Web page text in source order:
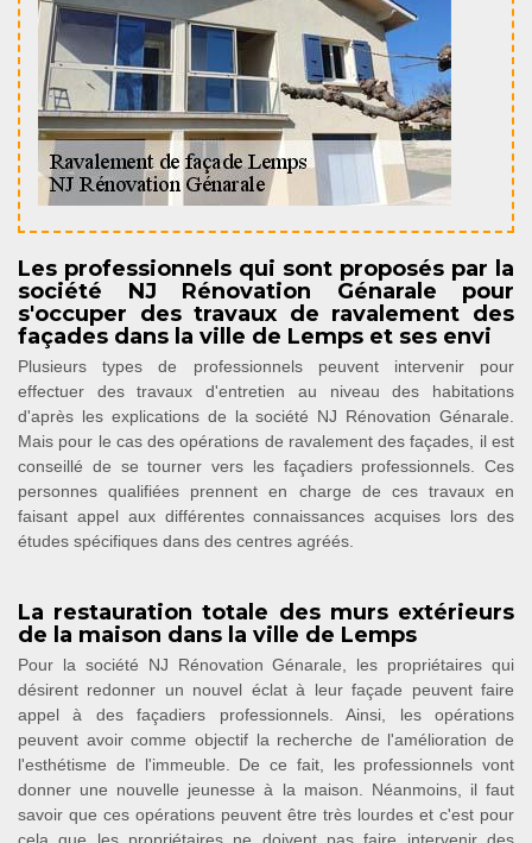
Les professionnels qui sont proposés par la
société NJ Rénovation Génarale pour
s'occuper des travaux de ravalement des
façades dans la ville de Lemps et ses envi
Plusieurs types de professionnels peuvent intervenir pour
effectuer des travaux d'entretien au niveau des habitations
d'après les explications de la société NJ Rénovation Génarale.
Mais pour le cas des opérations de ravalement des façades, il est
conseillé de se tourner vers les façadiers professionnels. Ces
personnes qualifiées prennent en charge de ces travaux en
faisant appel aux différentes connaissances acquises lors des
études spécifiques dans des centres agréés.
La restauration totale des murs extérieurs
de la maison dans la ville de Lemps
Pour la société NJ Rénovation Génarale, les propriétaires qui
désirent redonner un nouvel éclat à leur façade peuvent faire
appel à des façadiers professionnels. Ainsi, les opérations
peuvent avoir comme objectif la recherche de l'amélioration de
l'esthétisme de l'immeuble. De ce fait, les professionnels vont
donner une nouvelle jeunesse à la maison. Néanmoins, il faut
savoir que ces opérations peuvent être très lourdes et c'est pour